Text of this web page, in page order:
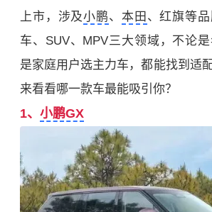
上市，涉及小鹏、 本田 、红旗等
车、SUV、MPV三大领域，不论
是家庭用户选主力车，都能找到适
来看看哪一款车最能吸引你？
1、 小鹏GX